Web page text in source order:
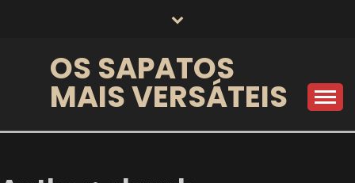
OS SAPATOS
MAIS VERSÁTEIS